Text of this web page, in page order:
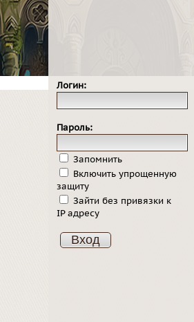
Логин:
Пароль:
Запомнить
Включить упрощенную
защиту
Зайти без привязки к
IP адресу